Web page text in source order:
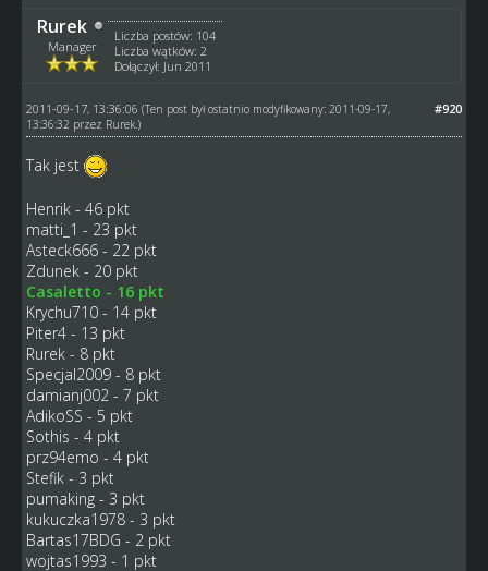
Rurek
Manager
Liczba postów: 104
Liczba wątków: 2
Dołączył: Jun 2011
#920
2011-09-17, 13:36:06 (Ten post był ostatnio modyfikowany: 2011-09-17,
13:36:32 przez Rurek.)
Tak jest
Henrik - 46 pkt
matti_1 - 23 pkt
Asteck666 - 22 pkt
Zdunek - 20 pkt
Casaletto - 16 pkt
Krychu710 - 14 pkt
Piter4 - 13 pkt
Rurek - 8 pkt
Specjal2009 - 8 pkt
damianj002 - 7 pkt
AdikoSS - 5 pkt
Sothis - 4 pkt
prz94emo - 4 pkt
Stefik - 3 pkt
pumaking - 3 pkt
kukuczka1978 - 3 pkt
Bartas17BDG - 2 pkt
wojtas1993 - 1 pkt